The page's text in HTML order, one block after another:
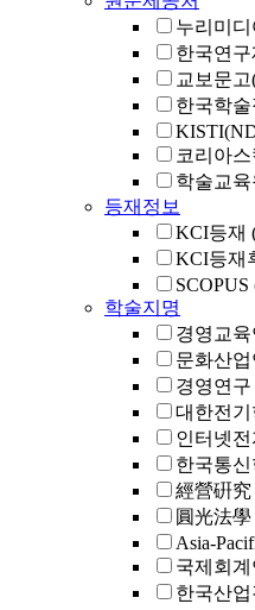
누리미
한국연
교보문
한국학
코리아
학술교육
등재정보
KCI등재
KCI등재
SCOPUS
학술지명
경영교육
문화산업
경영연구
대한전
인터넷
한국통
經營硏究
圓光法學
Asia-
국제회계
한국산